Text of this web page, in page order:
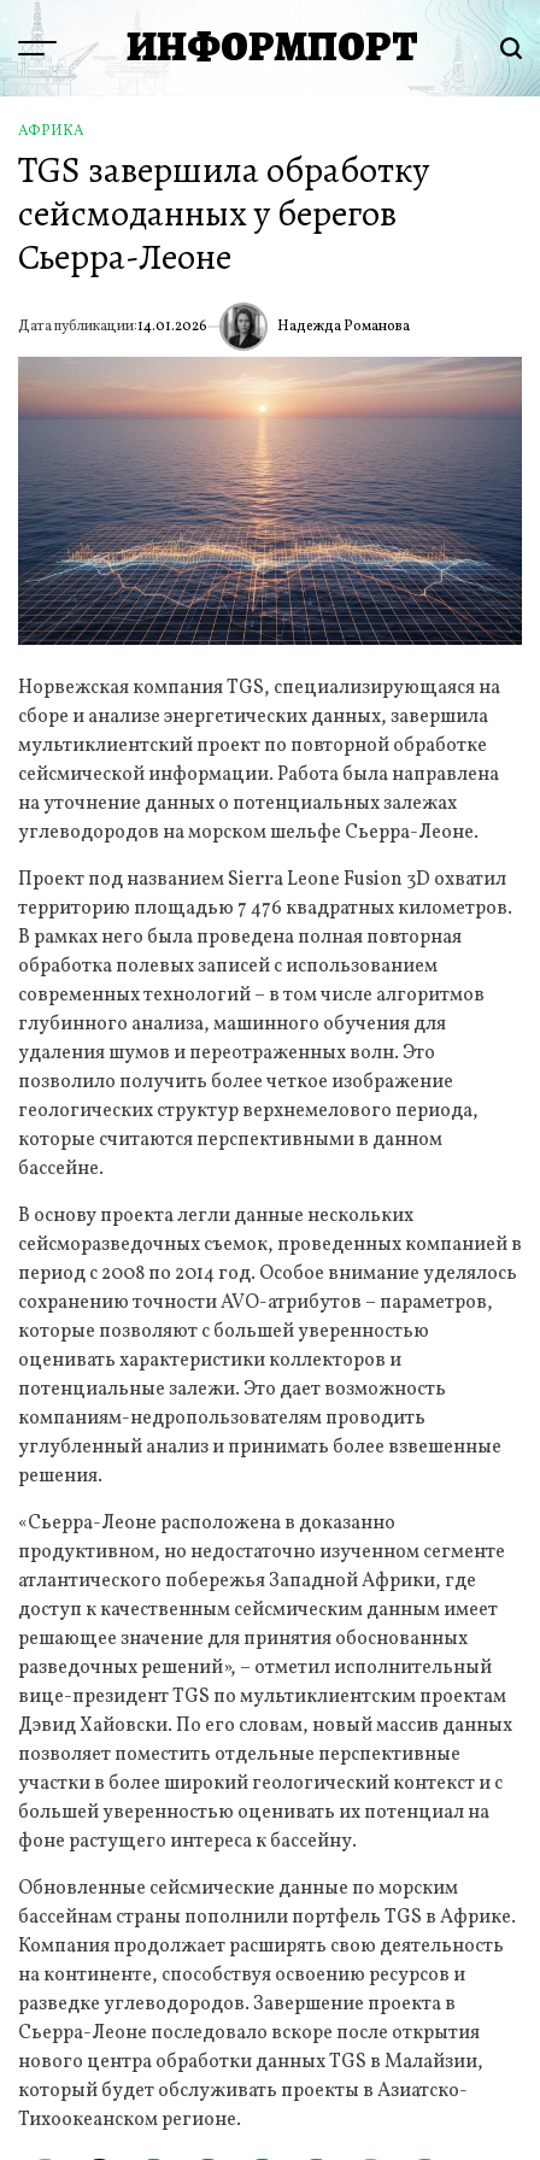
Перейти
содержимому
Menu ИНФОРМПОРТ
ОПУБЛИКОВАНО
В
АФРИКА
TGS завершила обработку
сейсмоданных у берегов
Сьерра-Леоне
Дата публикации:14.01.2026 ИА Надежда Романова
Норвежская компания TGS, специализирующаяся на
сборе и анализе энергетических данных, завершила
мультиклиентский проект по повторной обработке
сейсмической информации. Работа была направлена
на уточнение данных о потенциальных залежах
углеводородов на морском шельфе Сьерра-Леоне.
Проект под названием Sierra Leone Fusion 3D охватил
территорию площадью 7 476 квадратных километров.
В рамках него была проведена полная повторная
обработка полевых записей с использованием
современных технологий – в том числе алгоритмов
глубинного анализа, машинного обучения для
удаления шумов и переотраженных волн. Это
позволило получить более четкое изображение
геологических структур верхнемелового периода,
которые считаются перспективными в данном
бассейне.
В основу проекта легли данные нескольких
сейсморазведочных съемок, проведенных компанией в
период с 2008 по 2014 год. Особое внимание уделялось
сохранению точности AVO-атрибутов – параметров,
которые позволяют с большей уверенностью
оценивать характеристики коллекторов и
потенциальные залежи. Это дает возможность
компаниям-недропользователям проводить
углубленный анализ и принимать более взвешенные
решения.
«Сьерра-Леоне расположена в доказанно
продуктивном, но недостаточно изученном сегменте
атлантического побережья Западной Африки, где
доступ к качественным сейсмическим данным имеет
решающее значение для принятия обоснованных
разведочных решений», – отметил исполнительный
вице-президент TGS по мультиклиентским проектам
Дэвид Хайовски. По его словам, новый массив данных
позволяет поместить отдельные перспективные
участки в более широкий геологический контекст и с
большей уверенностью оценивать их потенциал на
фоне растущего интереса к бассейну.
Обновленные сейсмические данные по морским
бассейнам страны пополнили портфель TGS в Африке.
Компания продолжает расширять свою деятельность
на континенте, способствуя освоению ресурсов и
разведке углеводородов. Завершение проекта в
Сьерра-Леоне последовало вскоре после открытия
нового центра обработки данных TGS в Малайзии,
который будет обслуживать проекты в Азиатско-
Тихоокеанском регионе.